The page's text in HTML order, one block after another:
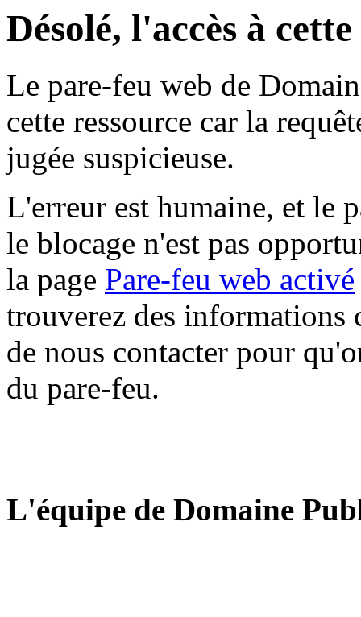
Désolé, l'accès à
Le pare-feu web de
cette ressource car la
jugée suspicieuse.
L'erreur est humaine, et le
le blocage n'est pas
la page Pare-feu web activé
trouverez des informations
de nous contacter pour
du pare-feu.
L'équipe de Domaine